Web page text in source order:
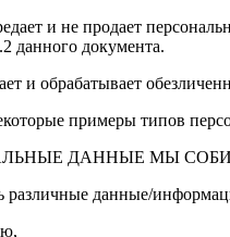
и не продает
данного документа.
и обрабатывает
примеры типов
ДАННЫЕ МЫ
данные/